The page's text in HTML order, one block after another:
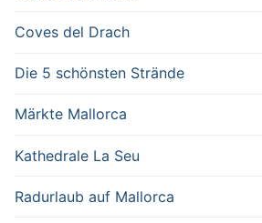
Coves del Drach
Die 5 schönsten Strände
Märkte Mallorca
Kathedrale La Seu
Radurlaub auf Mallorca